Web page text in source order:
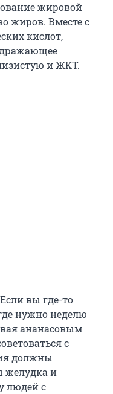
жировой
жиров. Вместе с
кислот,
и ЖКТ.
вы где-то
нужно неделю
ананасовым
с
должны
желудка и
людей с